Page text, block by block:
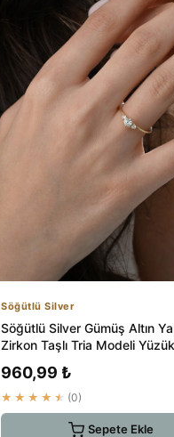
Söğütlü Silver
Söğütlü Silver Gümüş Altın
Zirkon Taşlı Tria Modeli Yüzük
960,99 ₺
★★★★★ (0)
Sepete Ekle